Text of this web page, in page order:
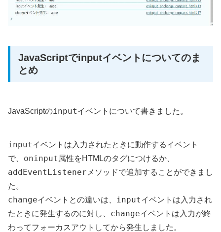
JavaScriptでinputイベントについてのま
とめ
JavaScriptのinputイベントについて書きました。
inputイベントは入力されたときに動作するイベント
で、 oninput 属性をHTMLのタグにつけるか、
addEventListener メソッドで追加することができまし
た。
changeイベントとの違いは、 inputイベントは入力され
たときに発生するのに対し、 changeイベントは入力が終
わってフォーカスアウトしてから発生しました。